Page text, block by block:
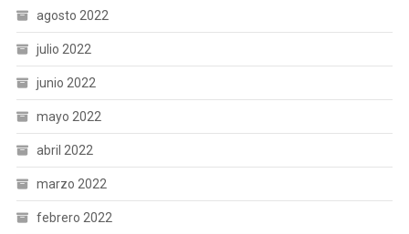
agosto 2022
julio 2022
junio 2022
mayo 2022
abril 2022
marzo 2022
febrero 2022